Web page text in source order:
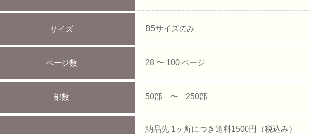
サイズ B5サイズのみ
ページ数 28 〜 100 ページ
部数 50部 〜 250部
納品先 1ヶ所につき送料1500円（税込み）